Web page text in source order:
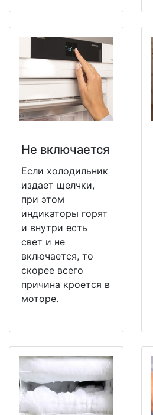
Не включается
Если холодильник
издает щелчки,
при этом
индикаторы горят
и внутри есть
свет и не
включается, то
скорее всего
причина кроется в
моторе.